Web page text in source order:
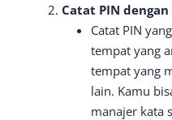
Catat PIN dengan
Catat PIN
tempat yang
tempat yang
lain. Kamu
manajer kata